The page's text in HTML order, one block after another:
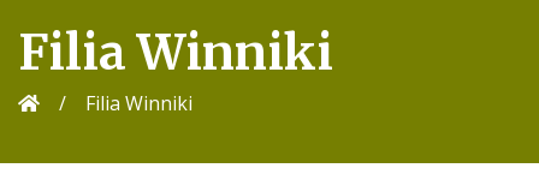
Filia Winniki
/ Filia Winniki